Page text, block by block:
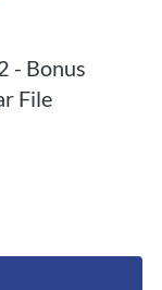
- Bonus
File